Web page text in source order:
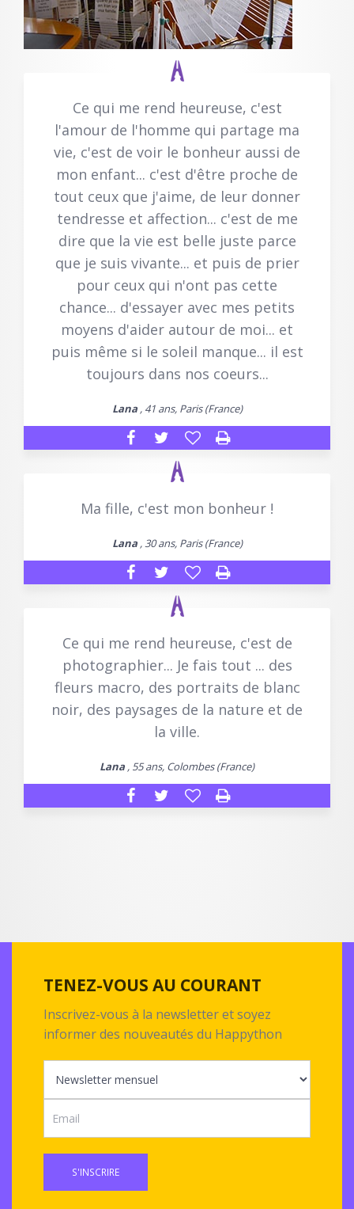
Ce qui me rend heureuse, c'est
l'amour de l'homme qui partage ma
vie, c'est de voir le bonheur aussi de
mon enfant... c'est d'être proche de
tout ceux que j'aime, de leur donner
tendresse et affection... c'est de me
dire que la vie est belle juste parce
que je suis vivante... et puis de prier
pour ceux qui n'ont pas cette
chance... d'essayer avec mes petits
moyens d'aider autour de moi... et
puis même si le soleil manque... il est
toujours dans nos coeurs...
Lana, 41 ans, Paris (France)
Ma fille, c'est mon bonheur !
Lana , 30 ans, Paris (France)
Ce qui me rend heureuse, c'est de
photographier... Je fais tout ... des
fleurs macro, des portraits de blanc
noir, des paysages de la nature et de
la ville.
Lana , 55 ans, Colombes (France)
TENEZ-VOUS AU COURANT
Inscrivez-vous à la newsletter et soyez
informer des nouveautés du Happython
S'INSCRIRE